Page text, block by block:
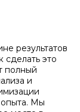
результатов
это
полный
и
опыта. Мы